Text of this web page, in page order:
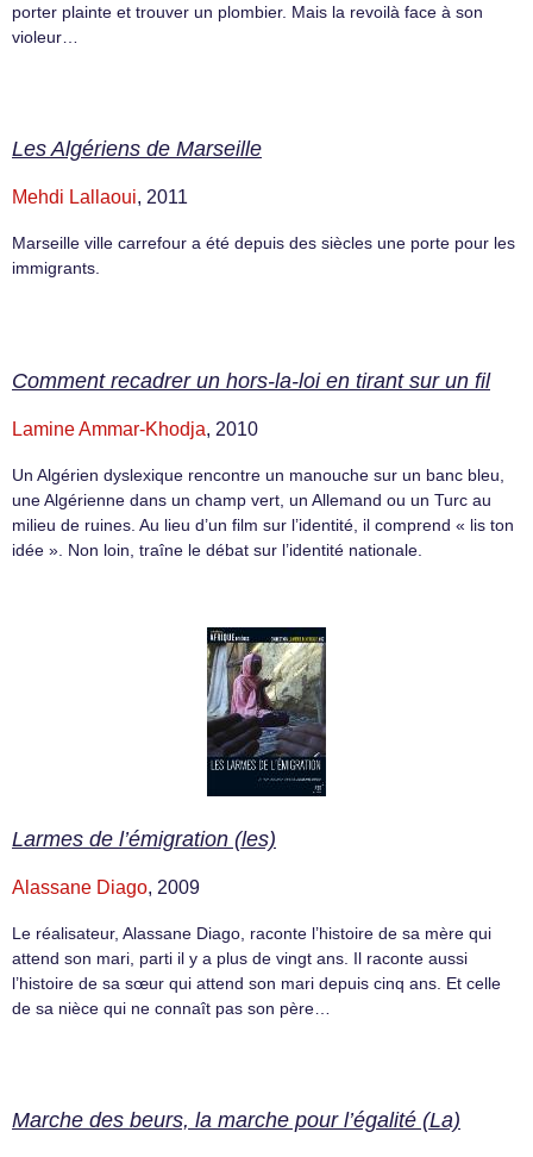
porter plainte et trouver un plombier. Mais la revoilà face à son
violeur…
Les Algériens de Marseille
Mehdi Lallaoui, 2011
Marseille ville carrefour a été depuis des siècles une porte pour les
immigrants.
Comment recadrer un hors-la-loi en tirant sur un fil
Lamine Ammar-Khodja, 2010
Un Algérien dyslexique rencontre un manouche sur un banc bleu,
une Algérienne dans un champ vert, un Allemand ou un Turc au
milieu de ruines. Au lieu d’un film sur l’identité, il comprend « lis ton
idée ». Non loin, traîne le débat sur l’identité nationale.
Larmes de l’émigration (les)
Alassane Diago, 2009
Le réalisateur, Alassane Diago, raconte l’histoire de sa mère qui
attend son mari, parti il y a plus de vingt ans. Il raconte aussi
l’histoire de sa sœur qui attend son mari depuis cinq ans. Et celle
de sa nièce qui ne connaît pas son père…
Marche des beurs, la marche pour l’égalité (La)